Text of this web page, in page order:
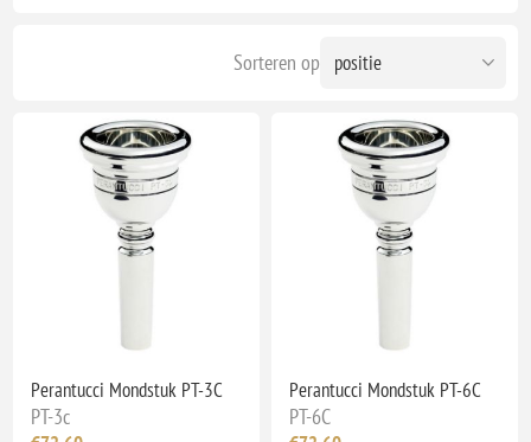
Sorteren op
Perantucci Mondstuk PT-3C
PT-3c
Perantucci Mondstuk PT-6C
PT-6C